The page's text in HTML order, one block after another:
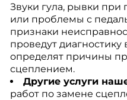
Звуки гула, рывки
или проблемы с
признаки
проведут диагностику
определят причины
сцеплением.
Другие услуги
работ по замене